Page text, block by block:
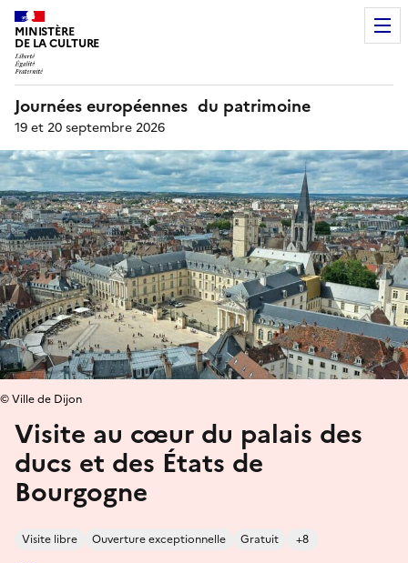
MINISTÈRE
DE LA CULTURE
Journées européennes du patrimoine
19 et 20 septembre 2026
Visite au cœur du palais des
ducs et des États de
Bourgogne
Visite libre Ouverture exceptionnelle Gratuit +8
© Ville de Dijon